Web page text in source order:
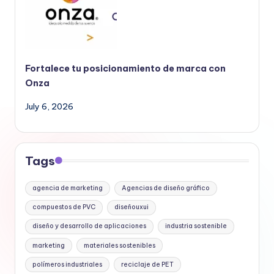
Fortalece tu posicionamiento de marca con
Onza
July 6, 2026
Tags
agencia de marketing Agencias de diseño gráfico
compuestos de PVC diseñouxui
diseño y desarrollo de aplicaciones industria sostenible
marketing materiales sostenibles
polímeros industriales reciclaje de PET